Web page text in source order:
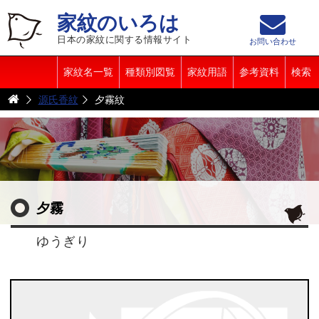
家紋のいろは
日本の家紋に関する情報サイト
家紋名一覧 種類別図覧 家紋用語 参考資料 検索
お問い合わせ
源氏香紋 夕霧紋
夕霧
ゆうぎり